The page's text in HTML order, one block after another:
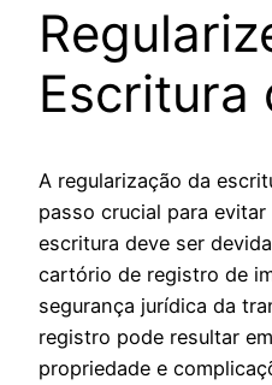
Escritura
A regularização da
passo crucial para
escritura deve ser
cartório de registro de
segurança jurídica da
registro pode resultar
propriedade e